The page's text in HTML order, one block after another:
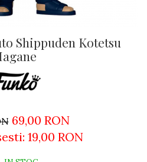
Shippuden Kotetsu
69,00 RON
19,00 RON